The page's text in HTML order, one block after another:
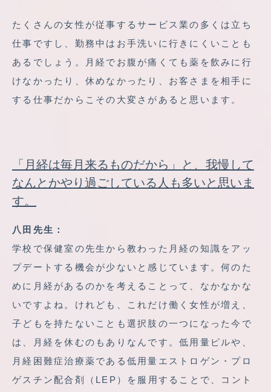
たくさんの女性が従事するサービス業の多くは立ち
仕事ですし、勤務中はお手洗いに行きにくいことも
あるでしょう。月経でお腹が痛くても薬を飲みに行
けなかったり、休めなかったり、お客さまを相手に
する仕事だからこその大変さがあると思います。
「月経は毎月来るものだから」と、我慢して
なんとかやり過ごしている人も多いと思いま
す。
八田先生：
学校で保健室の先生から教わった月経の知識をアッ
プデートする機会が少ないと感じています。何のた
めに月経があるのかを考えることって、なかなかな
いですよね。けれども、これだけ働く女性が増え、
子どもを持たないことも選択肢の一つになった今で
は、月経を休むのもありなんです。低用量ピルや、
月経困難症治療薬である低用量エストロゲン・プロ
ゲスチン配合剤（LEP）を服用することで、コント